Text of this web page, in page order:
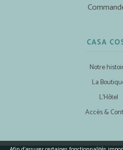
CASA
Notre
La
L’Hôtel
Accès &